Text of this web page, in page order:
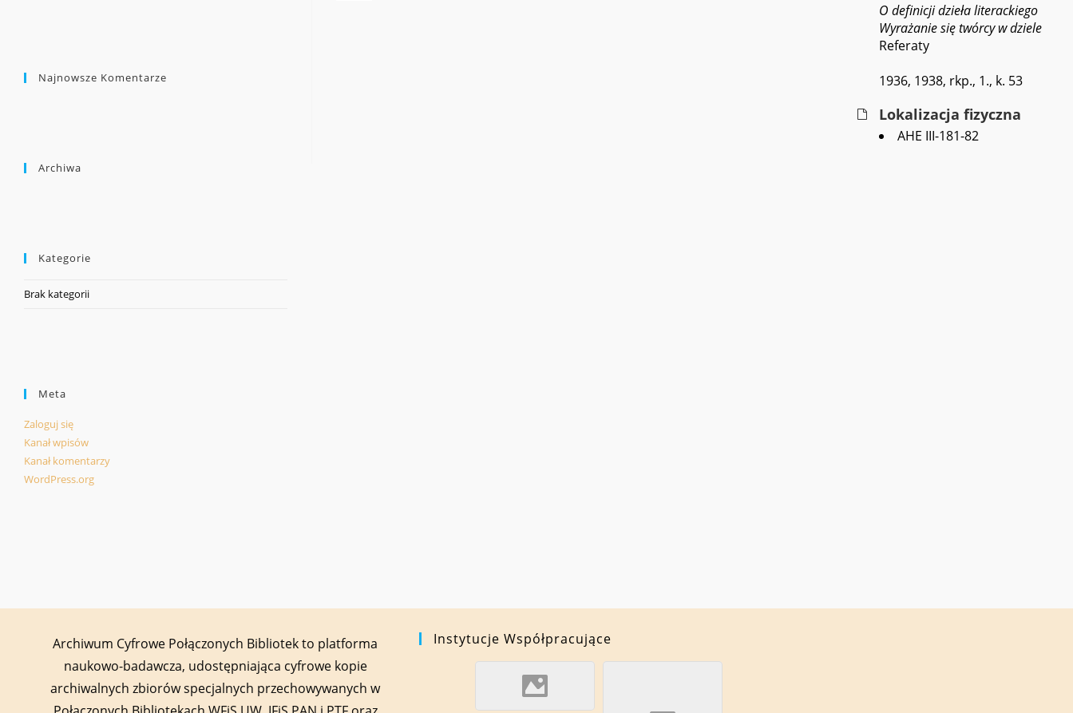
O definicji dzieła literackiego
Wyrażanie się twórcy w dziele
Referaty
1936, 1938, rkp., 1., k. 53
Lokalizacja fizyczna
AHE III-181-82
Najnowsze Komentarze
Archiwa
Kategorie
Brak kategorii
Meta
Zaloguj się
Kanał wpisów
Kanał komentarzy
WordPress.org
Archiwum Cyfrowe Połączonych Bibliotek to platforma
naukowo-badawcza, udostępniająca cyfrowe kopie
archiwalnych zbiorów specjalnych przechowywanych w
Instytucje Współpracujące